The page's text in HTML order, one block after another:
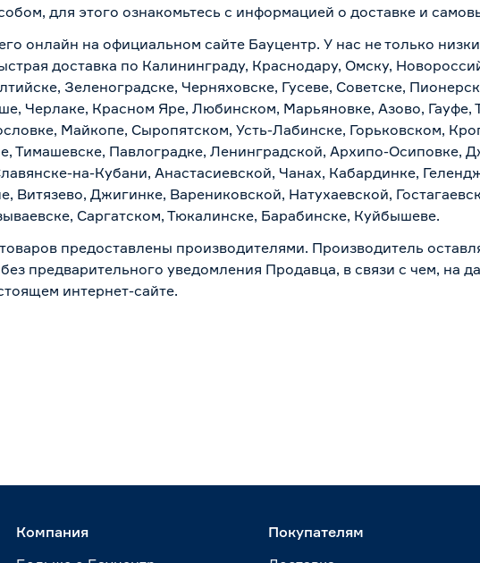
для этого ознакомьтесь с информацией о доставке и
онлайн на официальном сайте Бауцентр. У нас не только
доставка по Калининграду, Краснодару, Омску,
Зеленоградске, Черняховске, Гусеве, Советске,
Черлаке, Красном Яре, Любинском, Марьяновке, Азово,
Майкопе, Сыропятском, Усть-Лабинске, Горьковском,
Тимашевске, Павлоградке, Ленинградской, Архипо-Осиповке,
на-Кубани, Анастасиевской, Чанах, Кабардинке,
Витязево, Джигинке, Варениковской, Натухаевской,
Саргатском, Тюкалинске, Барабинске, Куйбышеве.
предоставлены производителями. Производитель
предварительного уведомления Продавца, в связи с чем, на
интернет-сайте.
Компания
Покупателям